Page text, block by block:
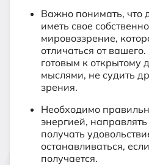
Важно понимать, что
иметь свое
мировоззрение,
отличаться от
готовым к открытому
мыслями, не судить
зрения.
Необходимо
энергией,
получать
останавливаться,
получается.